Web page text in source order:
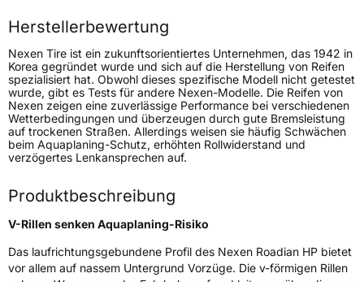
Höchstlast850 kg
Generelle Merkmale
Fahrzeugtyp SUV
VerwendungSommerreifen
ModellnameRoadian HP
FahrzeugartPKW & SUV
Herstellerbewertung
Nexen Tire ist ein zukunftsorientiertes Unternehmen, das 1942 in
Korea gegründet wurde und sich auf die Herstellung von Reifen
spezialisiert hat. Obwohl dieses spezifische Modell nicht getestet
wurde, gibt es Tests für andere Nexen-Modelle. Die Reifen von
Nexen zeigen eine zuverlässige Performance bei verschiedenen
Wetterbedingungen und überzeugen durch gute Bremsleistung
auf trockenen Straßen. Allerdings weisen sie häufig Schwächen
beim Aquaplaning-Schutz, erhöhten Rollwiderstand und
verzögertes Lenkansprechen auf.
Produktbeschreibung
V-Rillen senken Aquaplaning-Risiko
Das laufrichtungsgebundene Profil des Nexen Roadian HP bietet
vor allem auf nassem Untergrund Vorzüge. Die v-förmigen Rillen